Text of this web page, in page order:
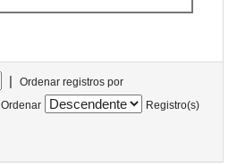
|
Ordenar registros por
Ordenar
Registro(s)